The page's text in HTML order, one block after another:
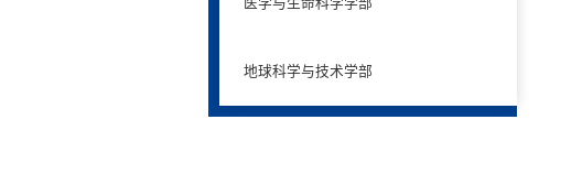
地球科学与技术学部